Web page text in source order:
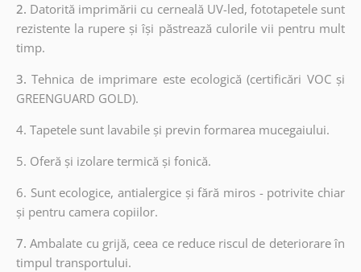
2. Datorită imprimării cu cerneală UV-led, fototapetele sunt
rezistente la rupere și își păstrează culorile vii pentru mult
timp.
3.Tehnica de imprimare este ecologică (certificări VOC și
GREENGUARD GOLD).
4. Tapetele sunt lavabile și previn formarea mucegaiului.
5. Oferă și izolare termică și fonică.
6. Sunt ecologice, antialergice și fără miros - potrivite chiar
și pentru camera copiilor.
7.Ambalate cu grijă, ceea ce reduce riscul de deteriorare în
timpul transportului.